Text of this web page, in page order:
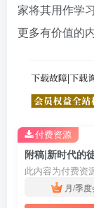
家将其用作学
更多有价值的
附稿|新时代的
此内容为付费资
月/季
付费资源